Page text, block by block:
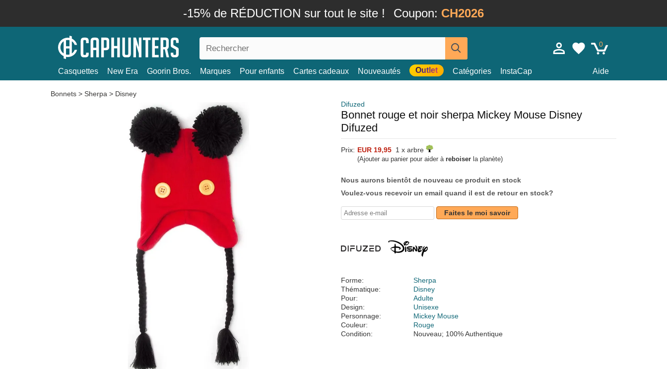
-15% de RÉDUCTION sur tout le site ! Coupon: CH2026
0
Casquettes New Era Goorin Bros. Marques Pour enfants Cartes cadeaux Nouveautés Outlet Catégories InstaCap Aide
Bonnets > Sherpa > Disney
Difuzed
Bonnet rouge et noir sherpa Mickey Mouse Disney
Difuzed
Prix: EUR 19,95 1 x arbre
(Ajouter au panier pour aider à reboiser la planète)
Nous aurons bientôt de nouveau ce produit en stock
Voulez-vous recevoir un email quand il est de retour en stock?
Faites le moi savoir
Forme:
Sherpa
Thématique:
Disney
Pour:
Adulte
Design:
Unisexe
Personnage:
Mickey Mouse
Couleur:
Rouge
Condition:
Nouveau; 100% Authentique